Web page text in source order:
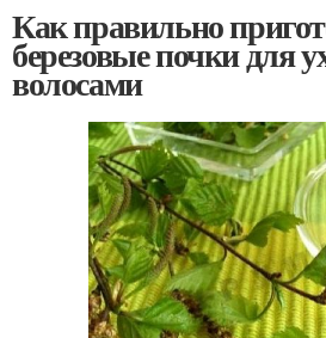
Как правильно
березовые почки для
волосами